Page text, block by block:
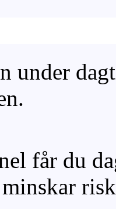
under
får du